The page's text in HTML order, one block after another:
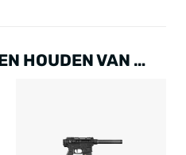
HOUDEN VAN …